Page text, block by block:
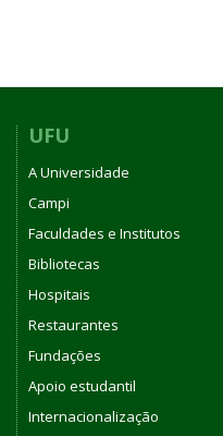
UFU
A Universidade
Campi
Faculdades e Institutos
Bibliotecas
Hospitais
Restaurantes
Fundações
Apoio estudantil
Internacionalização